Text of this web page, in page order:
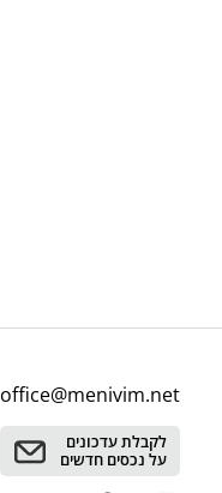
office@menivim.net
לקבלת עדכונים
על נכסים חדשים